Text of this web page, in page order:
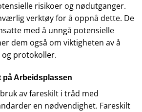
risikoer og nødutganger.
verktøy for å oppnå dette. De
med å unngå potensielle
dem også om viktigheten av å
protokoller.
på Arbeidsplassen
av fareskilt i tråd med
en nødvendighet. Fareskilt